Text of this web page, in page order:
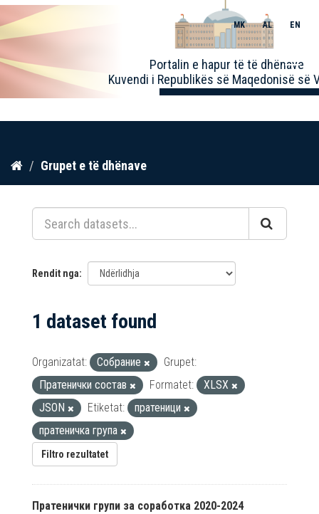
Kalo
përmbajtja
Portalin e hapur të të dhënave
Kuvendi i Republikës së Maqedonisë së
MK AL EN
Toggle
Grupet e të dhënave
Rendit nga
1 dataset found
Organizatat: Собрание
Grupet:
Пратенички состав
Formatet:
XLSX
JSON
Etiketat:
пратеници
пратеничка група
Filtro rezultatet
Пратенички групи за соработка 2020-2024